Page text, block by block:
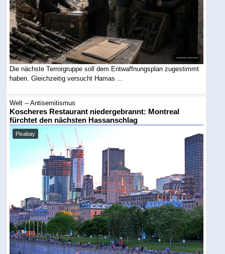
Die nächste Terrorgruppe soll dem Entwaffnungsplan zugestimmt
haben. Gleichzeitig versucht Hamas ...
Welt -- Antisemitismus
Koscheres Restaurant niedergebrannt: Montreal
fürchtet den nächsten Hassanschlag
Pixabay